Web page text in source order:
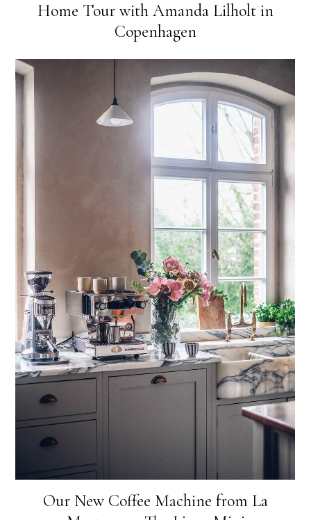
Home Tour with Amanda Lilholt in
Copenhagen
Our New Coffee Machine from La